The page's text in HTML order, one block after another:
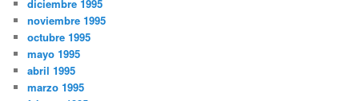
diciembre 1995
noviembre 1995
octubre 1995
mayo 1995
abril 1995
marzo 1995